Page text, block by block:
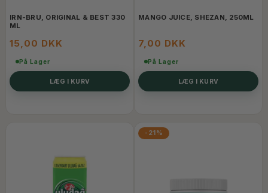
IRN-BRU, ORIGINAL & BEST 330
ML
15,00 DKK
På Lager
LÆG I KURV
MANGO JUICE, SHEZAN, 250ML
7,00 DKK
På Lager
LÆG I KURV
-21%